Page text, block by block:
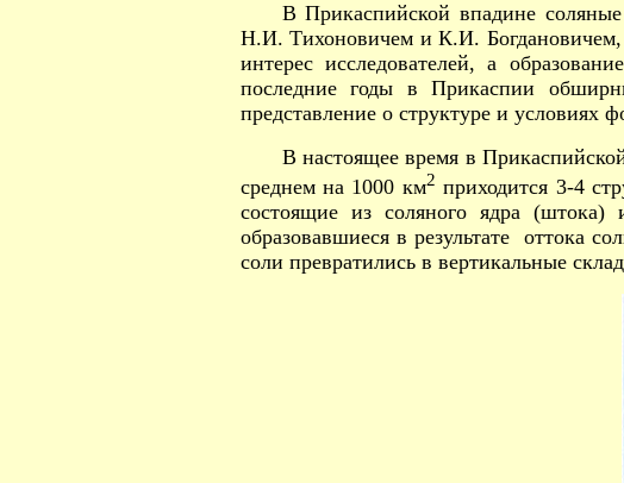
В Прикаспийской впадине
Н.И. Тихоновичем и К.И.
интерес исследователей, а
последние годы в Прикаспии
представление о структуре и условиях
В настоящее время в
среднем на 1000 км2 приходится 3-4
состоящие из соляного ядра
образовавшиеся в результате оттока
соли превратились в вертикальные